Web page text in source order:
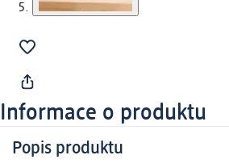
Informace o produktu
Popis produktu